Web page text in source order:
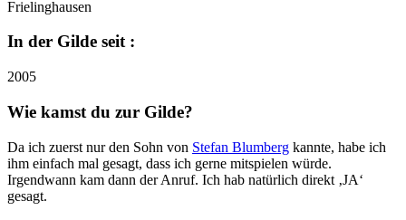
Frielinghausen
In der Gilde seit :
2005
Wie kamst du zur Gilde?
Da ich zuerst nur den Sohn von Stefan Blumberg kannte, habe ich
ihm einfach mal gesagt, dass ich gerne mitspielen würde.
Irgendwann kam dann der Anruf. Ich hab natürlich direkt ‚JA‘
gesagt.